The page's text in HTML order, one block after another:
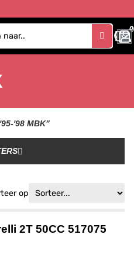
0
0
'98 MBK”
op
2T 50CC 517075